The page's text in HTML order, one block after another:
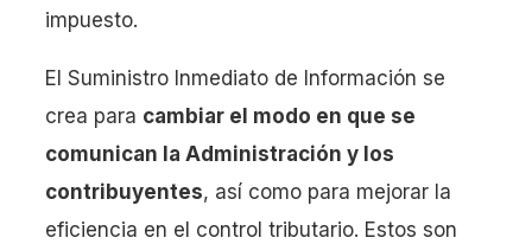
impuesto.
El Suministro Inmediato de Información se
crea para cambiar el modo en que se
comunican la Administración y los
contribuyentes, así como para mejorar la
eficiencia en el control tributario. Estos son